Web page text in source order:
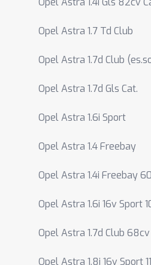
Opel Astra 1.7 Td Club
Opel Astra 1.7d Club
Opel Astra 1.7d Gls Cat.
Opel Astra 1.6i Sport
Opel Astra 1.4 Freebay
Opel Astra 1.4i Freebay
Opel Astra 1.6i 16v Sport
Opel Astra 1.7d Club 68cv
Opel Astra 1.8i 16v Sport